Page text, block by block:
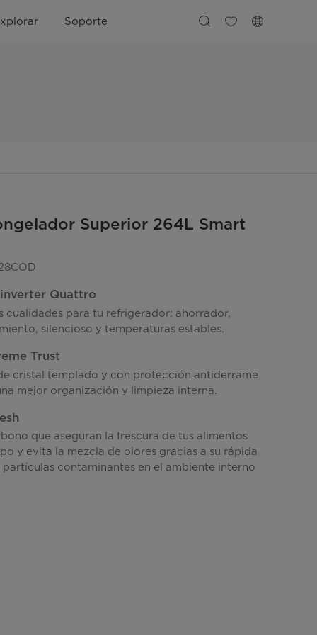
Soporte
Superior 264L Smart
Quattro
cualidades para tu refrigerador: ahorrador,
silencioso y temperaturas estables.
Trust
cristal templado y con protección antiderrame
mejor organización y limpieza interna.
que aseguran la frescura de tus alimentos
y evita la mezcla de olores gracias a su rápida
contaminantes en el ambiente interno